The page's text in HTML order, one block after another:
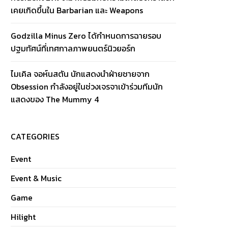
เคยเกิดขึ้นใน Barbarian และ Weapons
Godzilla Minus Zero ได้กำหนดการฉายรอบ
ปฐมทัศน์ที่เทศกาลภาพยนตร์นิวยอร์ก
ไมเคิล จอห์นสตัน นักแสดงนำฝ่ายชายจาก
Obsession กำลังอยู่ในช่วงเจรจาเข้าร่วมทีมนัก
แสดงของ The Mummy 4
CATEGORIES
Event
Event & Music
Game
Hilight